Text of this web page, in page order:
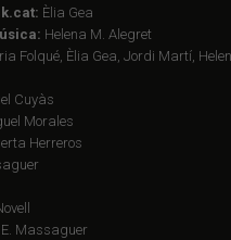
Èlia Gea
Helena M. Alegret
Folqué, Èlia Gea, Jordi Martí,
Cuyàs
Morales
Herreros
Massaguer